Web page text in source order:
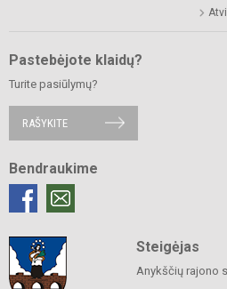
Pastebėjote klaidų?
Turite pasiūlymų?
RAŠYKITE
Bendraukime
Steigėjas
Anykščių rajono